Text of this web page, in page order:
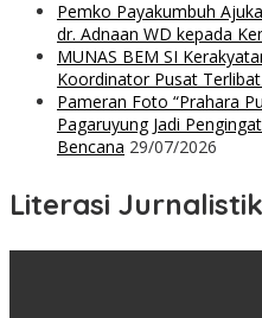
Pemko Payakumbuh
dr. Adnaan WD kepada
MUNAS BEM SI
Koordinator Pusat
Pameran Foto “Prahara
Pagaruyung Jadi
Bencana 29/07/2026
Literasi Jurnalistik